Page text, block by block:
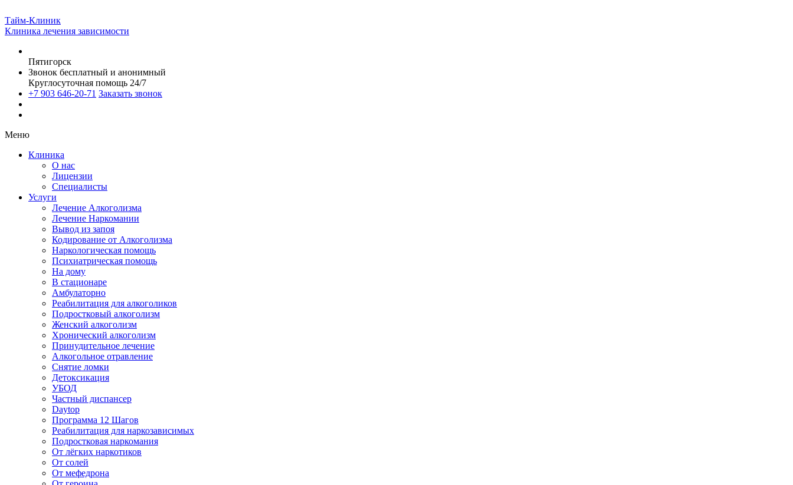
Тайм-Клиник
Клиника лечения зависимости
Пятигорск
Звонок бесплатный и анонимный
Круглосуточная помощь 24/7
+7 903 646-20-71 Заказать звонок
Меню
Клиника
О нас
Лицензии
Специалисты
Услуги
Лечение Алкоголизма
Лечение Наркомании
Вывод из запоя
Кодирование от Алкоголизма
Наркологическая помощь
Психиатрическая помощь
На дому
В стационаре
Амбулаторно
Реабилитация для алкоголиков
Подростковый алкоголизм
Женский алкоголизм
Хронический алкоголизм
Принудительное лечение
Алкогольное отравление
Снятие ломки
Детоксикация
УБОД
Частный диспансер
Daytop
Программа 12 Шагов
Реабилитация для наркозависимых
Подростковая наркомания
От лёгких наркотиков
От солей
От мефедрона